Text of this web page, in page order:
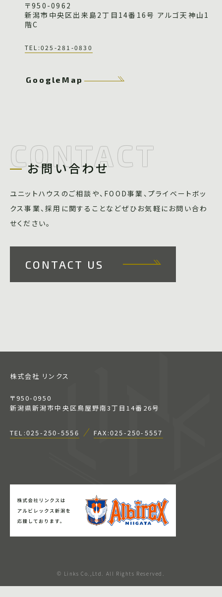
〒950-0962
新潟市中央区出来島2丁目14番16号 アルゴ天神山1
階C
TEL:025-281-0830
GoogleMap
CONTACT
お問い合わせ
ユニットハウスのご相談や、FOOD事業、プライベートボッ
クス事業、採用に関することなどぜひお気軽にお問い合わ
せください。
CONTACT US
株式会社 リンクス
〒950-0950
新潟県新潟市中央区鳥屋野南3丁目14番26号
TEL:025-250-5556 FAX:025-250-5557
© Links Co.,Ltd. All Rights Reserved.